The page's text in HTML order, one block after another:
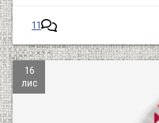
11
16
лис